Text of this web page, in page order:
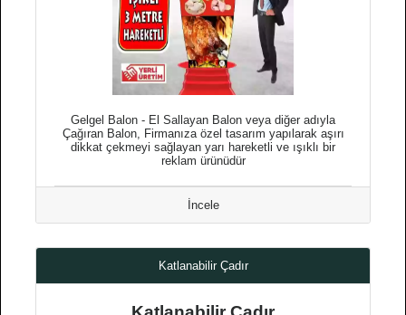
Gelgel Balon - El Sallayan Balon veya diğer adıyla
Çağıran Balon, Firmanıza özel tasarım yapılarak aşırı
dikkat çekmeyi sağlayan yarı hareketli ve ışıklı bir
reklam ürünüdür
İncele
Katlanabilir Çadır